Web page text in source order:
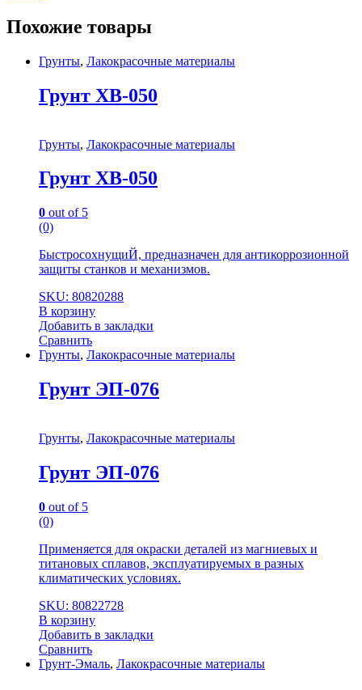
Похожие товары
Грунты, Лакокрасочные материалы
Грунт ХВ-050
Грунты, Лакокрасочные материалы
Грунт ХВ-050
0 out of 5
(0)
БыстросохнущиЙ, предназначен для антикоррозионной
защиты станков и механизмов.
SKU: 80820288
В корзину
Добавить в закладки
Сравнить
Грунты, Лакокрасочные материалы
Грунт ЭП-076
Грунты, Лакокрасочные материалы
Грунт ЭП-076
0 out of 5
(0)
Применяется для окраски деталей из магниевых и
титановых сплавов, эксплуатируемых в разных
климатических условиях.
SKU: 80822728
В корзину
Добавить в закладки
Сравнить
Грунт-Эмаль, Лакокрасочные материалы